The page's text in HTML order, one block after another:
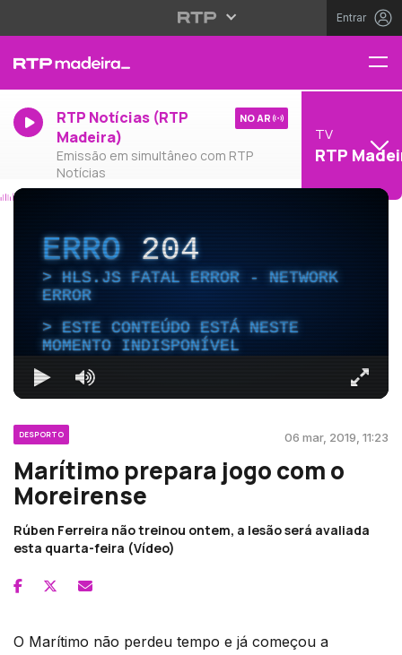
Entrar
RTP Notícias (RTP
Madeira)
Emissão em simultâneo com RTP
Notícias
NO AR
TV
RTP
ERRO204
HLS.JS FATAL ERROR - NETWORK
ERROR
ESTE CONTEÚDO ESTÁ NESTE
MOMENTO INDISPONÍVEL
DESPORTO 06 mar, 2019, 11:23
Marítimo prepara jogo com o
Moreirense
Rúben Ferreira não treinou ontem, a lesão será avaliada
esta quarta-feira (Vídeo)
O Marítimo não perdeu tempo e já começou a